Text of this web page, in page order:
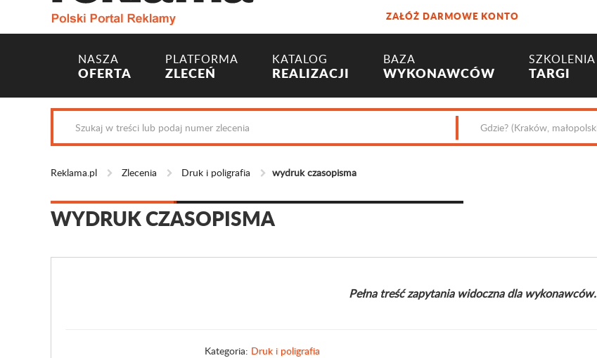
ZAŁÓŻ DARMOWE KONTO
NASZA
OFERTA
PLATFORMA
ZLECEŃ
KATALOG
REALIZACJI
BAZA
WYKONAWCÓW
SZKOLENIA
TARGI
Reklama.pl Zlecenia Druk i poligrafia wydruk czasopisma
WYDRUK CZASOPISMA
Pełna treść zapytania widoczna dla wykonawców.
Kategoria: Druk i poligrafia